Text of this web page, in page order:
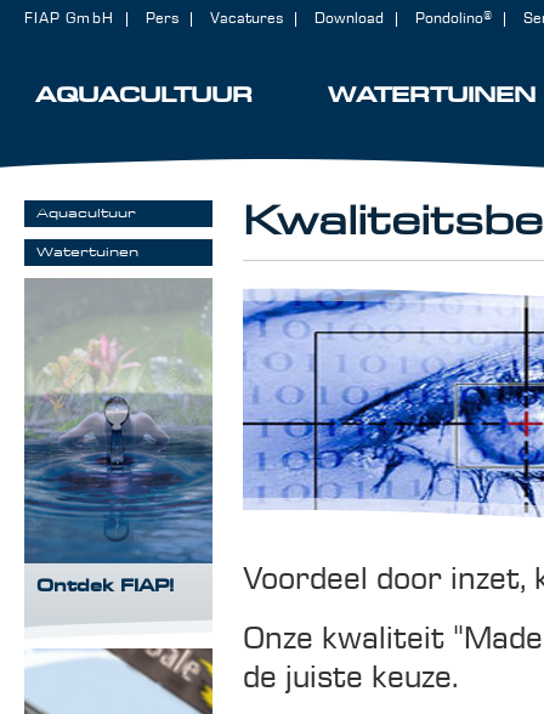
AQUACULTUUR WATERTUINEN
FIAP GmbH Pers Vacatures Download Pondolino®
Voordeel door inzet,
Onze kwaliteit
de juiste keuze.
Aquacultuur
Watertuinen
Ontdek FIAP!